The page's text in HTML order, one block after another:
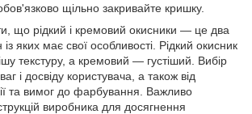
щільно закривайте кришку.
що рідкий і кремовий окисники — це два
яких має свої особливості. Рідкий окисник
текстуру, а кремовий — густіший. Вибір
і досвіду користувача, а також від
та вимог до фарбування. Важливо
виробника для досягнення